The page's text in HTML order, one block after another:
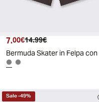
Prezzo attuale
7.00€ Prezzo originale
14.99€
Sale-49%